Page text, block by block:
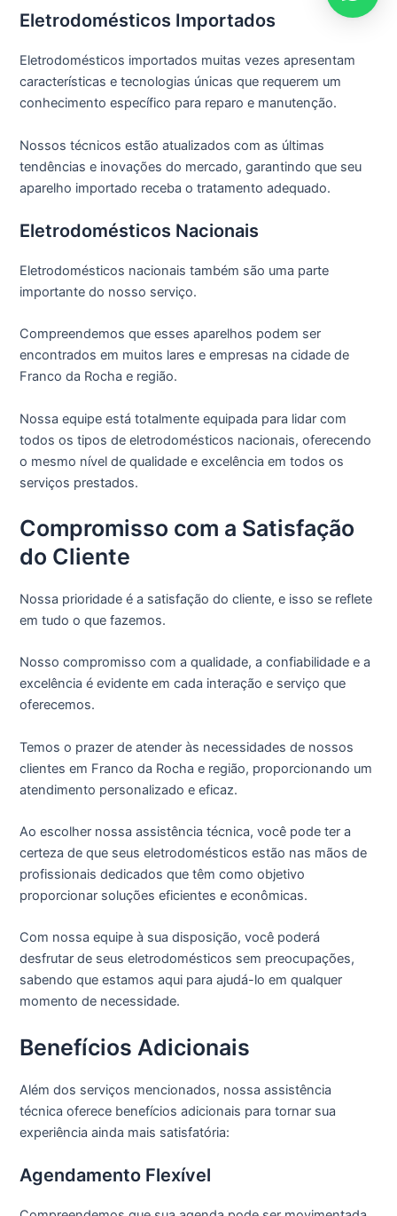
Eletrodomésticos Importados
Eletrodomésticos importados muitas vezes apresentam
características e tecnologias únicas que requerem um
conhecimento específico para reparo e manutenção.
Nossos técnicos estão atualizados com as últimas
tendências e inovações do mercado, garantindo que seu
aparelho importado receba o tratamento adequado.
Eletrodomésticos Nacionais
Eletrodomésticos nacionais também são uma parte
importante do nosso serviço.
Compreendemos que esses aparelhos podem ser
encontrados em muitos lares e empresas na cidade de
Franco da Rocha e região.
Nossa equipe está totalmente equipada para lidar com
todos os tipos de eletrodomésticos nacionais, oferecendo
o mesmo nível de qualidade e excelência em todos os
serviços prestados.
Compromisso com a Satisfação
do Cliente
Nossa prioridade é a satisfação do cliente, e isso se reflete
em tudo o que fazemos.
Nosso compromisso com a qualidade, a confiabilidade e a
excelência é evidente em cada interação e serviço que
oferecemos.
Temos o prazer de atender às necessidades de nossos
clientes em Franco da Rocha e região, proporcionando um
atendimento personalizado e eficaz.
Ao escolher nossa assistência técnica, você pode ter a
certeza de que seus eletrodomésticos estão nas mãos de
profissionais dedicados que têm como objetivo
proporcionar soluções eficientes e econômicas.
Com nossa equipe à sua disposição, você poderá
desfrutar de seus eletrodomésticos sem preocupações,
sabendo que estamos aqui para ajudá-lo em qualquer
momento de necessidade.
Benefícios Adicionais
Além dos serviços mencionados, nossa assistência
técnica oferece benefícios adicionais para tornar sua
experiência ainda mais satisfatória:
Agendamento Flexível